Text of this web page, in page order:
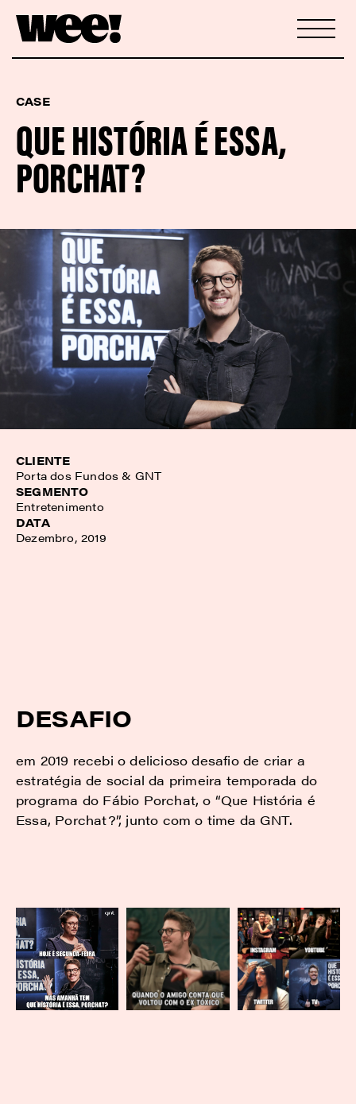
CASE
QUE HISTÓRIA É ESSA,
PORCHAT?
CLIENTE
Porta dos Fundos & GNT
SEGMENTO
Entretenimento
DATA
Dezembro, 2019
DESAFIO
em 2019 recebi o delicioso desafio de criar a
estratégia de social da primeira temporada do
programa do Fábio Porchat, o “Que História é
Essa, Porchat?”, junto com o time da GNT.